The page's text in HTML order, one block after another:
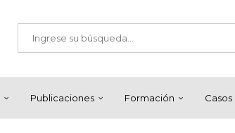
Publicaciones Formación Casos